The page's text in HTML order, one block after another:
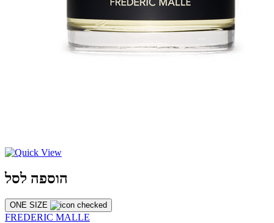
הוספה לסל
ONE SIZE
FREDERIC MALLE